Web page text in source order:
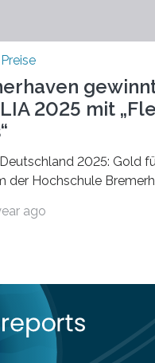
2025 mit
2025: Gold
der Hochschule
der Produktidee
Mal durch den
e. V. (FEI)
für innovative
ago